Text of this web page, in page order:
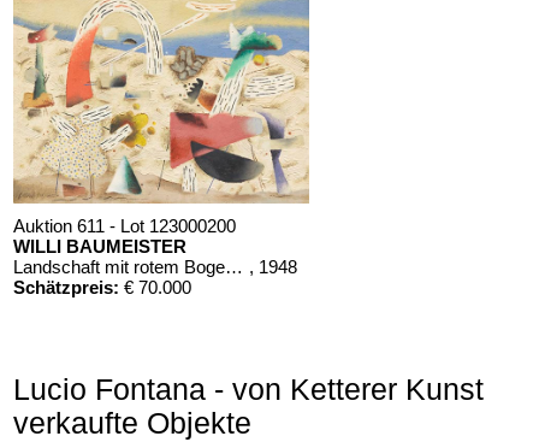
Auktion 611 - Lot 123000200
WILLI BAUMEISTER
Landschaft mit rotem Bogen (Sommerfest) , 1948
Schätzpreis: € 70.000
Lucio Fontana - von Ketterer Kunst
verkaufte Objekte